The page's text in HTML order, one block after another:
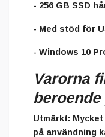
- 256 GB SSD
- Med stöd för
- Windows 10
Varorna
Utmärkt:
på användning